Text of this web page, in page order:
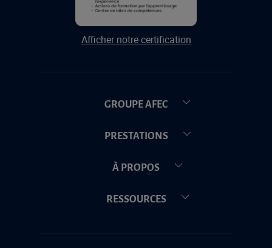
Afficher notre certification
GROUPE AFEC
PRESTATIONS
À PROPOS
RESSOURCES